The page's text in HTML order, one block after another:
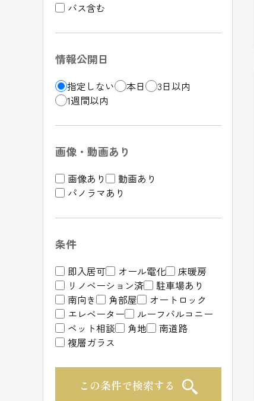
バス含む
情報公開日
指定しない 本日
3日以内
1週間以内
画像・動画あり
画像あり
動画あり
パノラマあり
条件
即入居可 オール電化
床暖房
リノベーション済
駐車場あり
南向き
角部屋
オートロック
エレベーター
ルーフバルコニー
ペット相談
角地
南道路
複層ガラス
この条件で検索する